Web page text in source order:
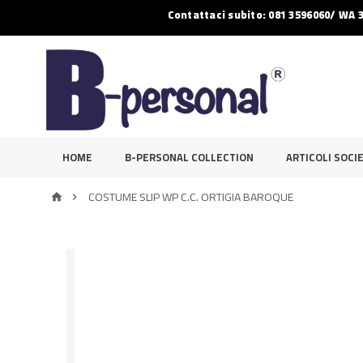
Contattaci subito: 081 3596060/ WA
HOME B-PERSONAL COLLECTION ARTICOLI
  COSTUME SLIP WP C.C. ORTIGIA BAROQUE